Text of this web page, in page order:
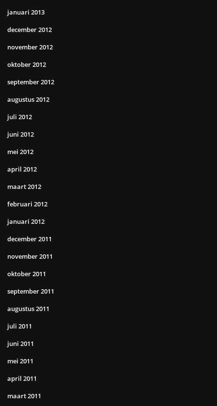
januari 2013
december 2012
november 2012
oktober 2012
september 2012
augustus 2012
juli 2012
juni 2012
mei 2012
april 2012
maart 2012
februari 2012
januari 2012
december 2011
november 2011
oktober 2011
september 2011
augustus 2011
juli 2011
juni 2011
mei 2011
april 2011
maart 2011